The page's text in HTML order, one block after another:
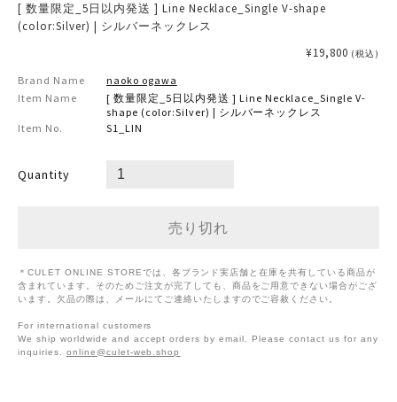
[ 数量限定_5日以内発送 ] Line Necklace_Single V-shape
(color:Silver) | シルバーネックレス
¥19,800 (税込)
Brand Name
naoko ogawa
Item Name
[ 数量限定_5日以内発送 ] Line Necklace_Single V-
shape (color:Silver) | シルバーネックレス
Item No.
S1_LIN
Quantity
＊CULET ONLINE STOREでは、各ブランド実店舗と在庫を共有している商品が
含まれています。そのためご注文が完了しても、商品をご用意できない場合がござ
います。欠品の際は、メールにてご連絡いたしますのでご容赦ください。
For international customers
We ship worldwide and accept orders by email. Please contact us for any
inquiries. online@culet-web.shop